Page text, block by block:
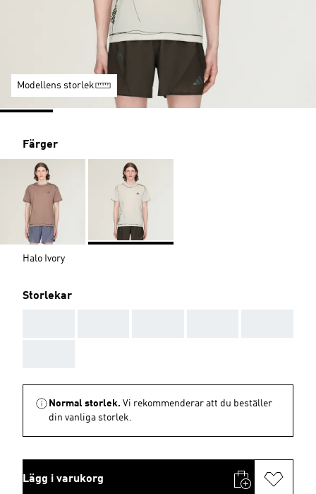
Modellens storlek
Färger
Halo Ivory
Storlekar
Normal storlek. Vi rekommenderar att du beställer
din vanliga storlek.
Lägg i varukorg